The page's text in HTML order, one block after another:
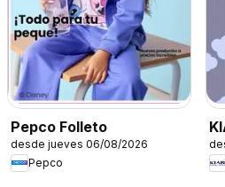
Pepco Folleto
desde jueves 06/08/2026
Pepco